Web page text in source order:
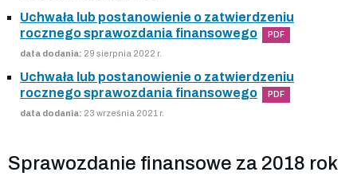
Uchwała lub postanowienie o zatwierdzeniu
rocznego sprawozdania finansowego
PDF
data dodania: 29 sierpnia 2022 r.
Uchwała lub postanowienie o zatwierdzeniu
rocznego sprawozdania finansowego
PDF
data dodania: 23 września 2021 r.
Sprawozdanie finansowe za 2018 rok